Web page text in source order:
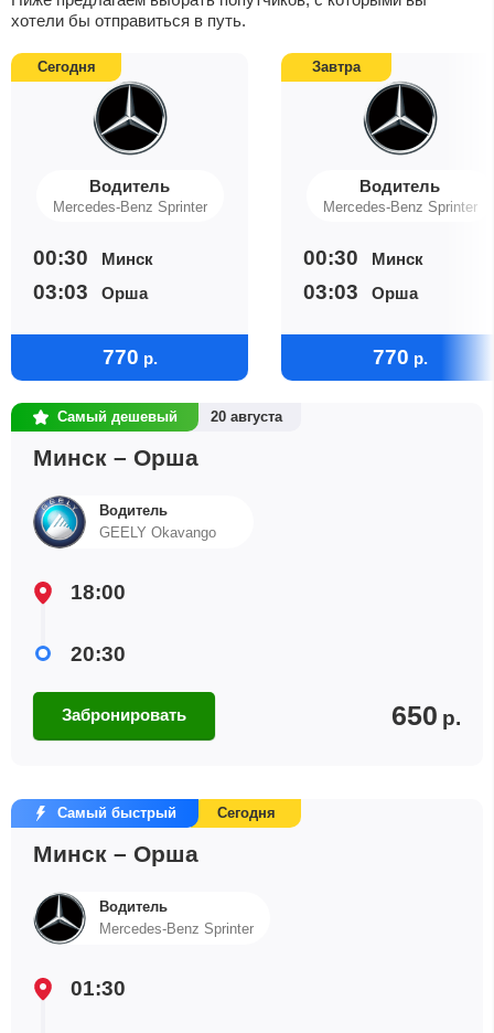
хотели бы отправиться в путь.
Сегодня
Водитель
Mercedes-Benz Sprinter
00:30 Минск
03:03 Орша
770 р.
Завтра
Водитель
Mercedes-Benz Sprinter
00:30 Минск
03:03 Орша
770 р.
Самый дешевый 20 августа
Минск – Орша
Водитель
GEELY Okavango
18:00
20:30
Забронировать 650 р.
Самый быстрый Сегодня
Минск – Орша
Водитель
Mercedes-Benz Sprinter
01:30